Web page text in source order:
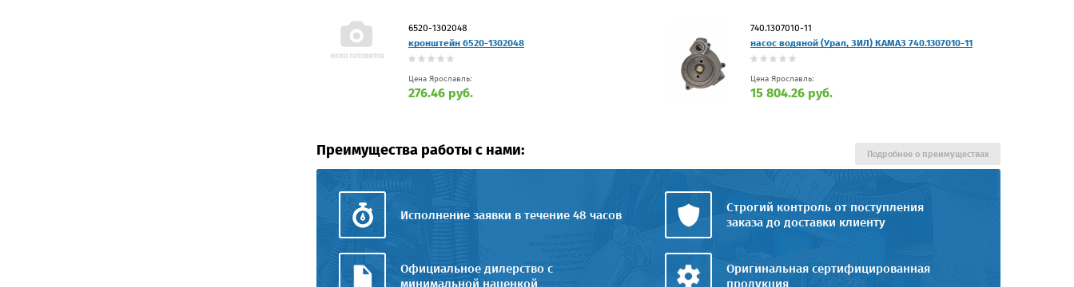
6520-1302048
кронштейн 6520-1302048
Цена Ярославль:
276.46 руб.
740.1307010-11
насос водяной (Урал, ЗИЛ) КАМАЗ 740.1307010-11
Цена Ярославль:
15 804.26 руб.
Преимущества работы с нами:
Исполнение заявки в течение 48 часов
Строгий контроль от поступления
заказа до доставки клиенту
Официальное дилерство с
минимальной наценкой
Оригинальная сертифицированная
продукция
Подробнее о преимуществах